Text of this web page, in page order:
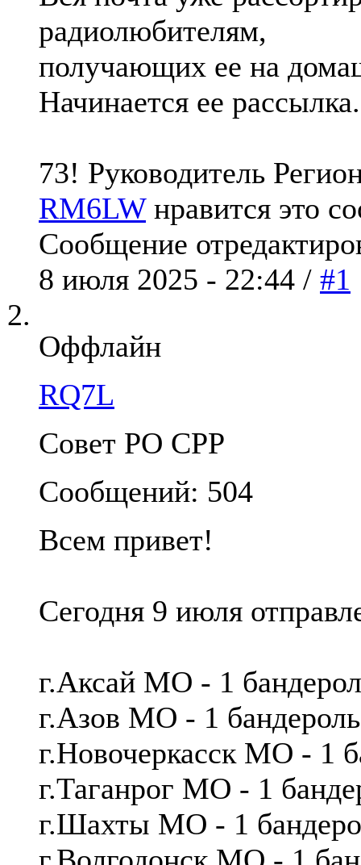
радиолюбителям,
получающих ее на
Начинается ее рассылка.
73! Руководитель
RM6LWнравится это
Сообщение
8 июля 2025 - 22:44 / #1
Оффлайн
RQ7L
Совет РО СРР
Сообщений: 504
Всем привет!
Сегодня 9 июля
г.Аксай МО - 1
г.Азов МО - 1
г.Новочеркасск МО - 1
г.Таганрог МО - 1
г.Шахты МО - 1